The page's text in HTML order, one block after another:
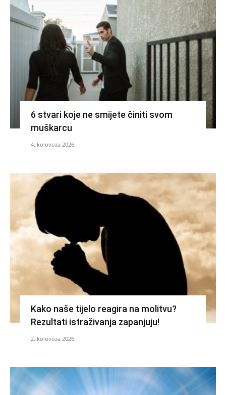
6 stvari koje ne smijete činiti svom
muškarcu
4. kolovoza 2026.
Kako naše tijelo reagira na molitvu?
Rezultati istraživanja zapanjuju!
2. kolovoza 2026.